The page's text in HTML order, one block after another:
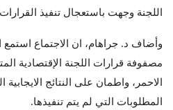
اللجنة وجهت باستعجال تنفيذ
وأضاف د. جراهام، ان الاجتماع
مصفوفة قرارات اللجنة الإقتصادية
الاحمر، واطمان على النتائج الايجابية
المطلوبات التي لم يتم تنفيذها.